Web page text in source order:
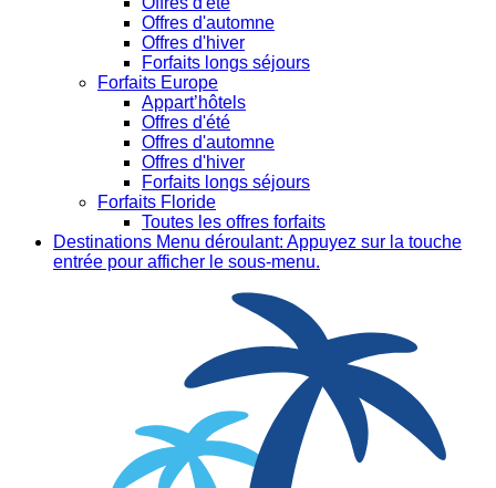
Offres d'automne
Offres d'hiver
Forfaits longs séjours
Forfaits Europe
Appart’hôtels
Offres d'été
Offres d'automne
Offres d'hiver
Forfaits longs séjours
Forfaits Floride
Toutes les offres forfaits
Destinations Menu déroulant: Appuyez sur la touche
entrée pour afficher le sous-menu.